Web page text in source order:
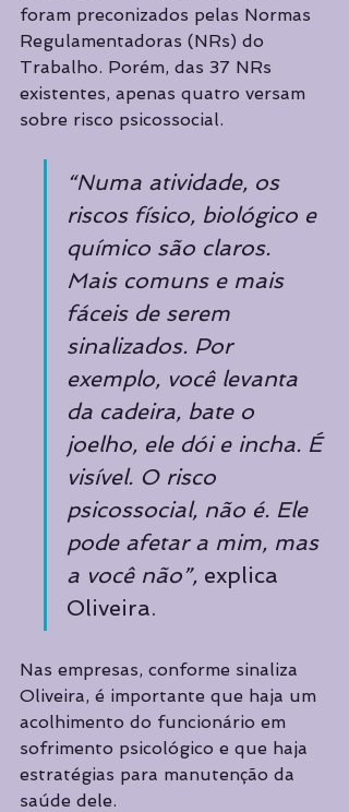
foram preconizados pelas Normas
Regulamentadoras (NRs) do
Trabalho. Porém, das 37 NRs
existentes, apenas quatro versam
sobre risco psicossocial.
“Numa atividade, os
riscos físico, biológico e
químico são claros.
Mais comuns e mais
fáceis de serem
sinalizados. Por
exemplo, você levanta
da cadeira, bate o
joelho, ele dói e incha. É
visível. O risco
psicossocial, não é. Ele
pode afetar a mim, mas
a você não”, explica
Oliveira.
Nas empresas, conforme sinaliza
Oliveira, é importante que haja um
acolhimento do funcionário em
sofrimento psicológico e que haja
estratégias para manutenção da
saúde dele.